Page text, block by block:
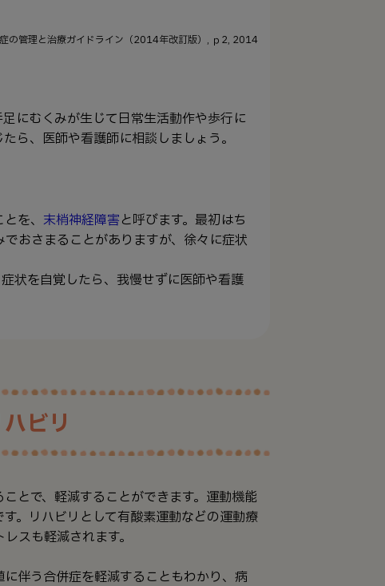
の管理と治療ガイドライン（2014年改訂版）, ｐ2, 2014
にむくみが生じて日常生活動作や歩行に
ら、医師や看護師に相談しましょう。
を、 末梢神経障害と呼びます。最初はち
おさまることがありますが、徐々に症状
状を自覚したら、我慢せずに医師や看護
ビリ
とで、軽減することができます。運動機能
。リハビリとして有酸素運動などの運動療
スも軽減されます。
伴う合併症を軽減することもわかり、病